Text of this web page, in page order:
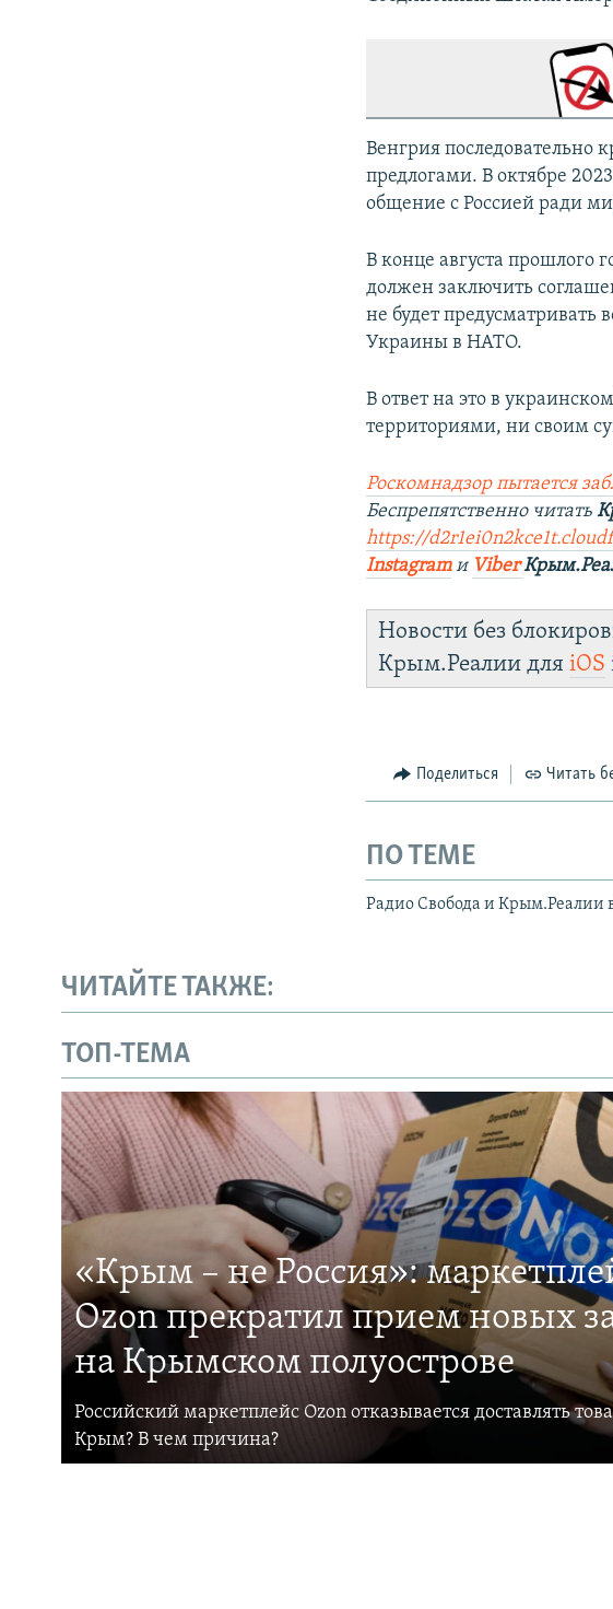
Венгрия
предлогами. В октябре
общение с Россией ради
В конце августа прошлого
должен заключить
не будет
Украины в НАТО.
В ответ на это в
территориями, ни своим
Роскомнадзор пытается
Беспрепятственно читать
https://
Instagramи Viber
Новости без
Крым.Реалии дляiOS
Поделиться Читать
ПО ТЕМЕ
Радио Свобода и Крым.Реалии
ЧИТАЙТЕ ТАКЖЕ:
ТОП-ТЕМА
«Крым – не Россия»:
Ozon прекратил прием новых
на Крымском полуострове
Российский маркетплейс Ozon отказывается доставлять
Крым? В чем причина?